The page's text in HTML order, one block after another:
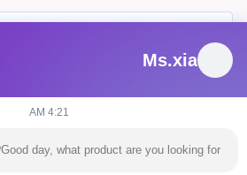
Ms.xia
4:21 AM
Good day, what product are you looking for?